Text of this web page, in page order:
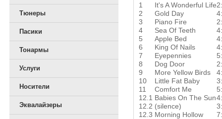
Тюнеры
Пасики
Тонармы
Услуги
Носители
Эквалайзеры
1 It's A Wonderful Life
2
Gold Day
3
Piano Fire
4
Sea Of Teeth
5
Apple Bed
6
King Of Nails
7
Eyepennies
8
Dog Door
9
More Yellow Birds
10
Little Fat Baby
11
Comfort Me
12.1 Babies On The Sun
12.2 (silence)
12.3 Morning Hollow